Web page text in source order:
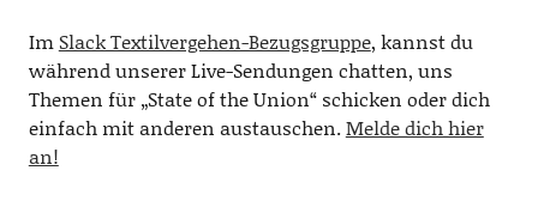
Im Slack Textilvergehen-Bezugsgruppe, kannst du
während unserer Live-Sendungen chatten, uns
Themen für „State of the Union“ schicken oder dich
einfach mit anderen austauschen.Melde dich hier
an!